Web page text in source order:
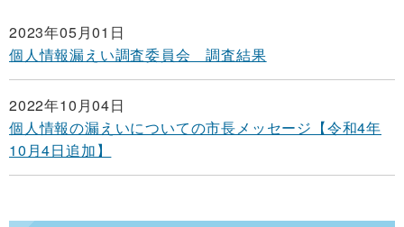
2023年05月01日
個人情報漏えい調査委員会 調査結果
2022年10月04日
個人情報の漏えいについての市長メッセージ【令和4年
10月4日追加】